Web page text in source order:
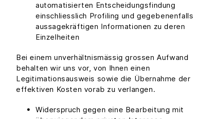
automatisierten Entscheidungsfindung
einschliesslich Profiling und gegebenenfalls
aussagekräftigen Informationen zu deren
Einzelheiten
Bei einem unverhältnismässig grossen Aufwand
behalten wir uns vor, von Ihnen einen
Legitimationsausweis sowie die Übernahme der
effektiven Kosten vorab zu verlangen.
Widerspruch gegen eine Bearbeitung mit